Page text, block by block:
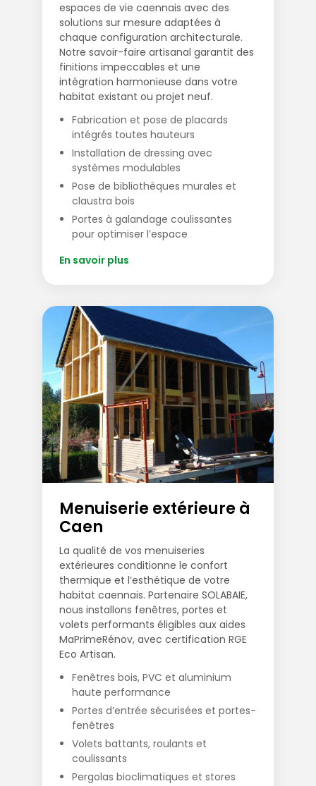
espaces de vie caennais avec des
solutions sur mesure adaptées à
chaque configuration architecturale.
Notre savoir-faire artisanal garantit des
finitions impeccables et une
intégration harmonieuse dans votre
habitat existant ou projet neuf.
Fabrication et pose de placards
intégrés toutes hauteurs
Installation de dressing avec
systèmes modulables
Pose de bibliothèques murales et
claustra bois
Portes à galandage coulissantes
pour optimiser l’espace
En savoir plus
Menuiserie extérieure à
Caen
La qualité de vos menuiseries
extérieures conditionne le confort
thermique et l’esthétique de votre
habitat caennais. Partenaire SOLABAIE,
nous installons fenêtres, portes et
volets performants éligibles aux aides
MaPrimeRénov, avec certification RGE
Eco Artisan.
Fenêtres bois, PVC et aluminium
haute performance
Portes d’entrée sécurisées et portes-
fenêtres
Volets battants, roulants et
coulissants
Pergolas bioclimatiques et stores